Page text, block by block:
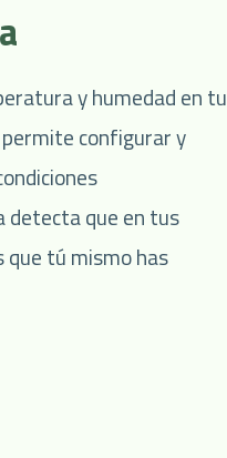
y humedad en tu
configurar y
detecta que en tus
que tú mismo has